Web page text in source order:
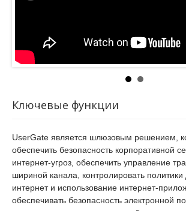
Ключевые функции
UserGate является шлюзовым решением,
обеспечить безопасность корпоративной
интернет-угроз, обеспечить управление
шириной канала, контролировать политики
интернет и использование интернет-
обеспечивать безопасность электронной